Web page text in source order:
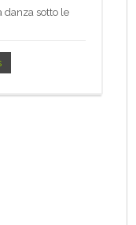
danza sotto le